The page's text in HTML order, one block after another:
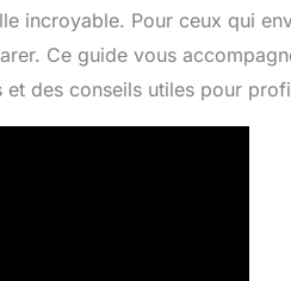
incroyable. Pour ceux qui
Ce guide vous
des conseils utiles pour